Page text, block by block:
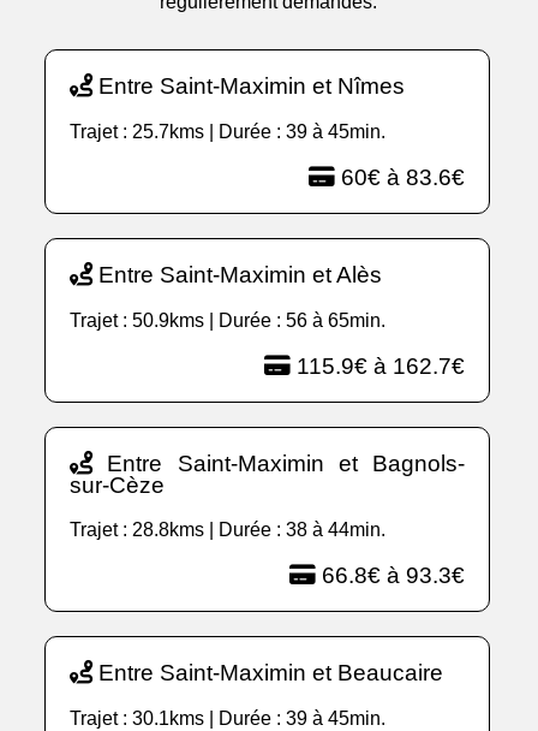
Entre Saint-Maximin et Nîmes
Trajet : 25.7kms | Durée : 39 à 45min.
60€ à 83.6€
Entre Saint-Maximin et Alès
Trajet : 50.9kms | Durée : 56 à 65min.
115.9€ à 162.7€
Entre Saint-Maximin et Bagnols-
sur-Cèze
Trajet : 28.8kms | Durée : 38 à 44min.
66.8€ à 93.3€
Entre Saint-Maximin et Beaucaire
Trajet : 30.1kms | Durée : 39 à 45min.